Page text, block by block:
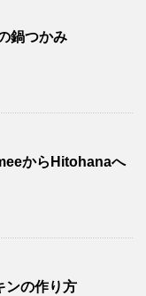
鍋つかみ
からHitohanaへ
ンの作り方